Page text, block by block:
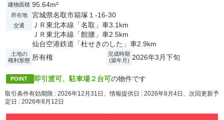
建物面積 95.64m²
所在地 宮城県名取市箱塚１-16-30
交通
ＪＲ東北本線「名取」車3.1km
ＪＲ東北本線「館腰」車2.5km
仙台空港鉄道「杜せきのした」車2.9km
土地の
権利形態 所有権
完成時期
(築年月) 2026年3月下旬
POINT 即引渡可、駐車場２台可の物件です
取引条件有効期限 : 2026年12月31日、情報提供日 : 2026年8月4日、次回更新予
定日 : 2026年8月12日